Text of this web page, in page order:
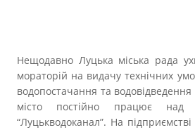
Нещодавно Луцька міська рада
мораторій на видачу технічних
водопостачання та
місто постійно працює над
“Луцькводоканал”. На